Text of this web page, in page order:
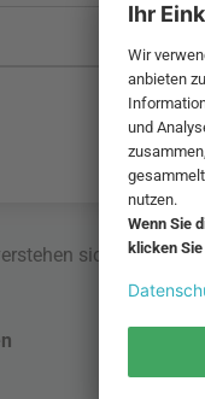
sich inklusive